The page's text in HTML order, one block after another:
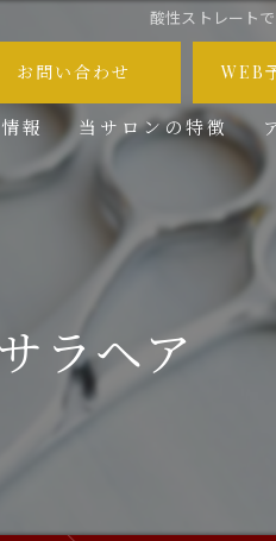
酸性ストレート
お問い合わせ WEB
報 当サロンの特徴
メンズ
カット
ブリーチ
ラヘア